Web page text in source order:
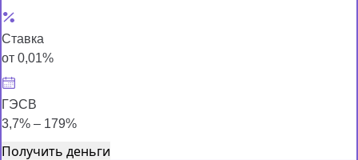
Ставка
от 0,01%
ГЭСВ
3,7% – 179%
Получить деньги